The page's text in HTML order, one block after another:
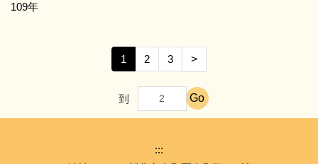
109年
1 2 3 >
到 Go
:::